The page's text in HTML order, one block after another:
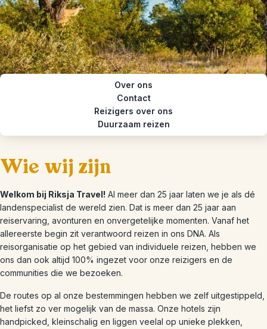
Over ons
Contact
Reizigers over ons
Duurzaam reizen
Wie wij zijn
Welkom bij Riksja Travel! Al meer dan 25 jaar laten we je als dé
landenspecialist de wereld zien. Dat is meer dan 25 jaar aan
reiservaring, avonturen en onvergetelijke momenten. Vanaf het
allereerste begin zit verantwoord reizen in ons DNA. Als
reisorganisatie op het gebied van individuele reizen, hebben we
ons dan ook altijd 100% ingezet voor onze reizigers en de
communities die we bezoeken.
De routes op al onze bestemmingen hebben we zelf uitgestippeld,
het liefst zo ver mogelijk van de massa. Onze hotels zijn
handpicked, kleinschalig en liggen veelal op unieke plekken,